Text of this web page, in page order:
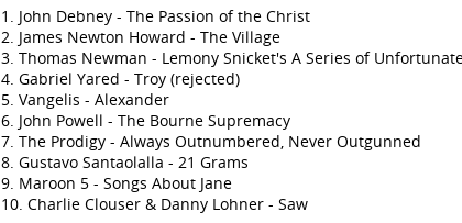
1. John Debney - The Passion of the Christ
2. James Newton Howard - The Village
3. Thomas Newman - Lemony Snicket's A Series of
4. Gabriel Yared - Troy (rejected)
5. Vangelis - Alexander
6. John Powell - The Bourne Supremacy
7. The Prodigy - Always Outnumbered, Never Outgunned
8. Gustavo Santaolalla - 21 Grams
9. Maroon 5 - Songs About Jane
10. Charlie Clouser & Danny Lohner - Saw